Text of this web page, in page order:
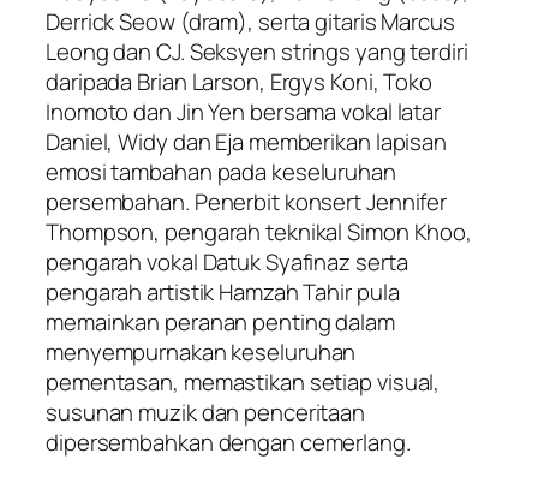
Derrick Seow (dram), serta gitaris Marcus
Leong dan CJ. Seksyen strings yang terdiri
daripada Brian Larson, Ergys Koni, Toko
Inomoto dan Jin Yen bersama vokal latar
Daniel, Widy dan Eja memberikan lapisan
emosi tambahan pada keseluruhan
persembahan. Penerbit konsert Jennifer
Thompson, pengarah teknikal Simon Khoo,
pengarah vokal Datuk Syafinaz serta
pengarah artistik Hamzah Tahir pula
memainkan peranan penting dalam
menyempurnakan keseluruhan
pementasan, memastikan setiap visual,
susunan muzik dan penceritaan
dipersembahkan dengan cemerlang.